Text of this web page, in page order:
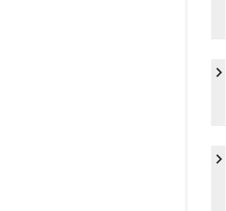
chevron_right
chevron_right